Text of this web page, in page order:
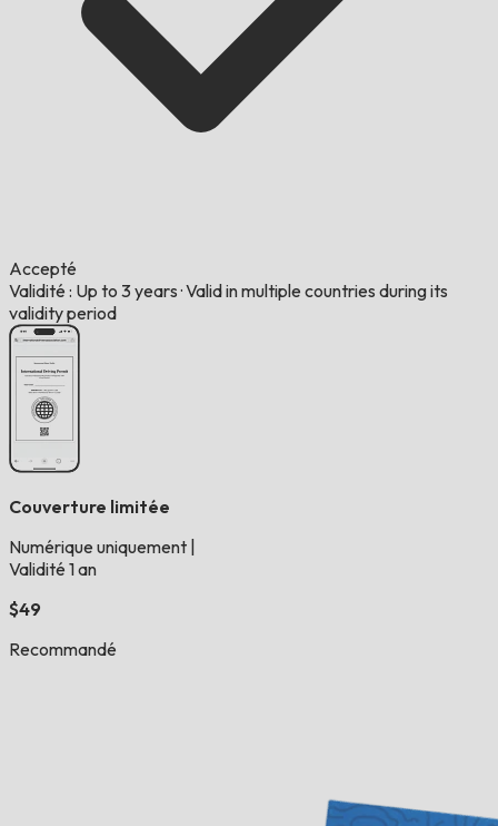
Accepté
Validité : Up to 3 years ·Valid in multiple countries during its
validity period
Couverture limitée
Numérique uniquement
Validité 1 an
$49
Recommandé